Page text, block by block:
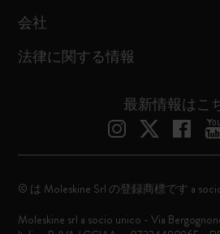
会社
法律に関する情報
最新情報はこ
© は Moleskine Srl の登録商標です a
Moleskine srl a socio unico - Via